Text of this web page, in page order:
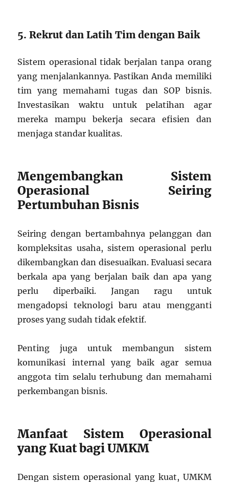
5. Rekrut dan Latih Tim dengan Baik
Sistem operasional tidak berjalan tanpa orang
yang menjalankannya. Pastikan Anda memiliki
tim yang memahami tugas dan SOP bisnis.
Investasikan waktu untuk pelatihan agar
mereka mampu bekerja secara efisien dan
menjaga standar kualitas.
Mengembangkan Sistem
Operasional Seiring
Pertumbuhan Bisnis
Seiring dengan bertambahnya pelanggan dan
kompleksitas usaha, sistem operasional perlu
dikembangkan dan disesuaikan. Evaluasi secara
berkala apa yang berjalan baik dan apa yang
perlu diperbaiki. Jangan ragu untuk
mengadopsi teknologi baru atau mengganti
proses yang sudah tidak efektif.
Penting juga untuk membangun sistem
komunikasi internal yang baik agar semua
anggota tim selalu terhubung dan memahami
perkembangan bisnis.
Manfaat Sistem Operasional
yang Kuat bagi UMKM
Dengan sistem operasional yang kuat, UMKM